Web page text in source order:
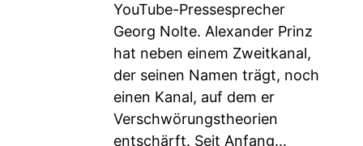
YouTube-Pressesprecher
Georg Nolte. Alexander Prinz
hat neben einem Zweitkanal,
der seinen Namen trägt, noch
einen Kanal, auf dem er
Verschwörungstheorien
entschärft. Seit Anfang...